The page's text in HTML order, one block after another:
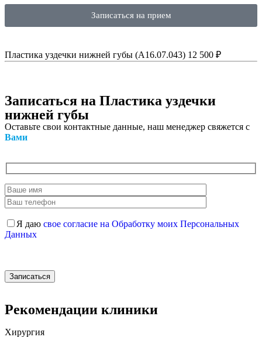
Записаться на прием
Пластика уздечки нижней губы (А16.07.043) 12 500 ₽
Записаться на Пластика уздечки
нижней губы
Оставьте свои контактные данные, наш менеджер свяжется с
Вами
Я даю свое согласие на Обработку моих Персональных
Данных
Рекомендации клиники
Хирургия